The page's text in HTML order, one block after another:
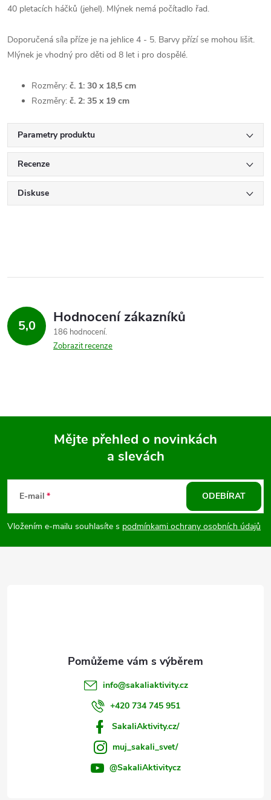
40 pletacích háčků (jehel). Mlýnek nemá počítadlo řad.
Doporučená síla příze je na jehlice 4 - 5. Barvy přízí se mohou lišit.
Mlýnek je vhodný pro děti od 8 let i pro dospělé.
Rozměry: č. 1: 30 x 18,5 cm
Rozměry: č. 2: 35 x 19 cm
Parametry produktu
Recenze
Diskuse
5,0 Hodnocení zákazníků
186 hodnocení
Zobrazit recenze
p
a
Mějte přehled o novinkách
a slevách
E-mail
Vložením e-mailu souhlasíte s podmínkami ochrany osobních údajů
ODEBÍRAT
info@sakaliaktivity.cz
+420 734 745 951
SakaliAktivity.cz/
muj_sakali_svet/
@SakaliAktivitycz